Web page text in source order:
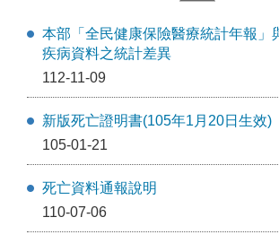
本部「全民健康保險醫療統計年報」
疾病資料之統計差異
112-11-09
新版死亡證明書(105年1月20日生效)
105-01-21
死亡資料通報說明
110-07-06